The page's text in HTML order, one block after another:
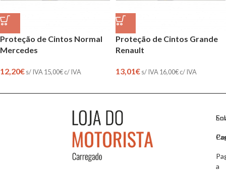
Proteção de Cintos Normal
Mercedes
12,20€s/ IVA 15,00€c/ IVA
Proteção de Cintos Grande
Renault
13,01€s/ IVA 16,00€c/ IVA
a